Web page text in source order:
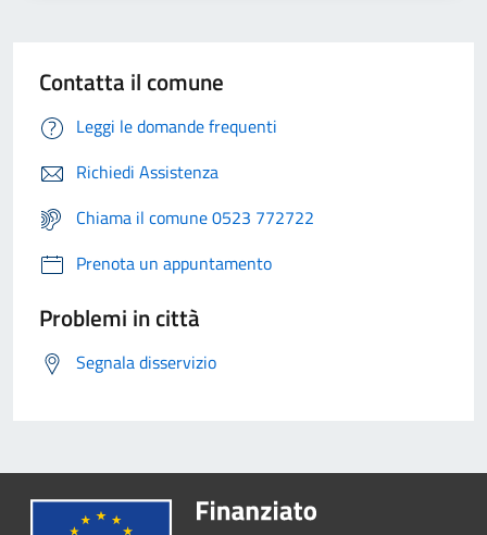
Contatta il comune
Leggi le domande frequenti
Richiedi Assistenza
Chiama il comune 0523 772722
Prenota un appuntamento
Problemi in città
Segnala disservizio